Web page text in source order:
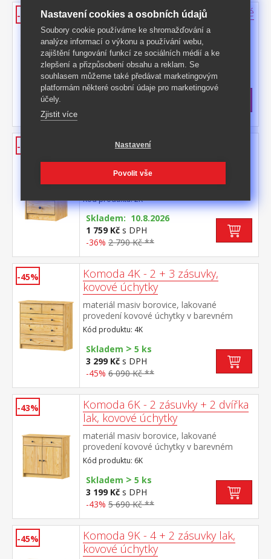
-41%
Komoda 1K - 2 zásuvky lak, kovové
úchytky
materiál masiv borovice, lakované
provedení kovové úchytky v barevném
provedení černěná mosaz 2 zásuvky s
kovovými pojezdy, hloubka zásuvky 27,5
cm
Kód produktu: 1K
Skladem>5 ks
-36%
Komoda 2K - 3 zásuvky, kovové
materiál masiv borovice, lakované
provedení kovové úchytky v barevném
kovovými pojezdy, hloubka zásuvky 27,5
cm
Kód produktu: 2K
Skladem: 10.8.2026
1 759 Kč s DPH
-36% 2 790 Kč **
-45%
Komoda 4K - 2 + 3 zásuvky,
kovové úchytky
materiál masiv borovice, lakované
provedení kovové úchytky v barevném
provedení černěná mosaz 2 úzké a 3 široké
zásuvky s kovovými pojezdy, hloubka
zásuvky 27,5 cm
Kód produktu: 4K
Skladem > 5 ks
3 299 Kč s DPH
-45% 6 090 Kč **
-43%
Komoda 6K - 2 zásuvky + 2 dvířka
lak, kovové úchytky
materiál masiv borovice, lakované
provedení kovové úchytky v barevném
provedení černěná mosaz 2 zásuvky s
kovovými pojezdy, skřínka s dvířky a
variabilní policí hloubka zásuvky 27,5 cm
Kód produktu: 6K
Skladem > 5 ks
3 199 Kč s DPH
-43% 5 690 Kč **
-45%
Komoda 9K - 4 + 2 zásuvky lak,
kovové úchytky
Nastavení cookies a osobních údajů
Soubory cookie používáme ke shromažďování a
analýze informací o výkonu a používání webu,
zajištění fungování funkcí ze sociálních médií a ke
zlepšení a přizpůsobení obsahu a reklam. Se
souhlasem můžeme také předávat marketingovým
platformám některé osobní údaje pro marketingové
účely.
Zjistit více
Nastavení
Povolit vše